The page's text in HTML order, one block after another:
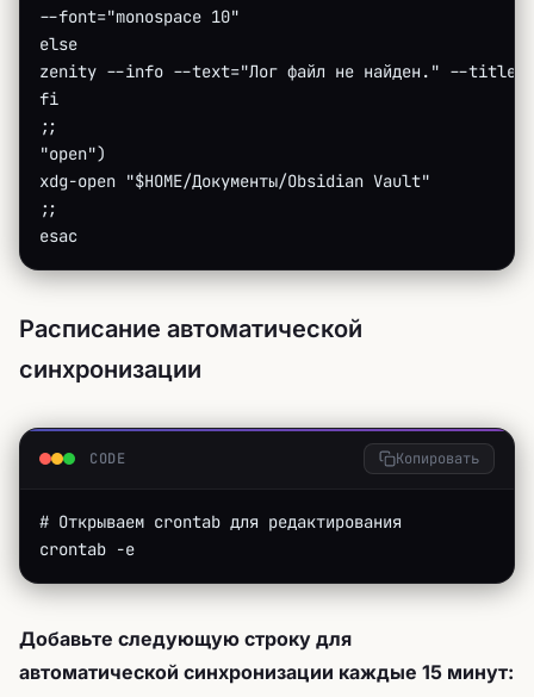
--font="monospace 10"
else
zenity --info --text="Лог файл не найден." --
fi
;;
"open")
xdg-open "$HOME/Документы/Obsidian Vault"
;;
esac
Расписание автоматической
синхронизации
CODE Копировать
# Открываем crontab для редактирования
crontab -e
Добавьте следующую строку для
автоматической синхронизации каждые 15 минут: